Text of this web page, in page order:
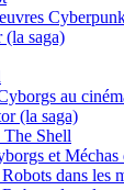
(la saga)
au
(la saga)
Shell
et Méchas
dans les